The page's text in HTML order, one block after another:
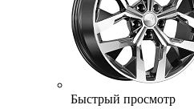
Быстрый просмотр